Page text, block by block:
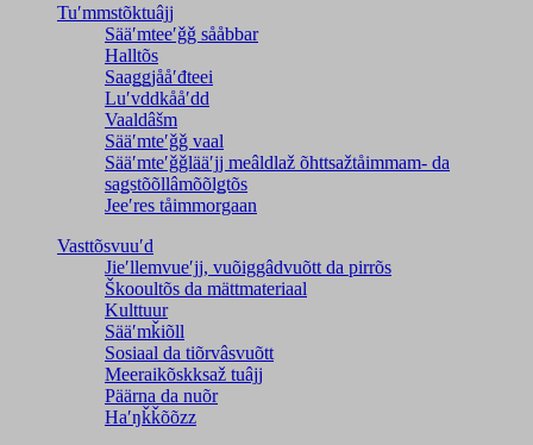
Tuʹmmstõktuâjj
Sääʹmteeʹǧǧ sååbbar
Halltõs
Saaǥǥjååʹđteei
Luʹvddkååʹdd
Vaaldâšm
Sääʹmteʹǧǧ vaal
Sääʹmteʹǧǧlääʹjj meâldlaž õhttsažtåimmam- da
saǥstõõllâmõõlǥtõs
Jeeʹres tåimmorgaan
Vasttõsvuuʹd
Jieʹllemvueʹjj, vuõiggâdvuõtt da pirrõs
Škooultõs da mättmateriaal
Kulttuur
Sääʹmǩiõll
Sosiaal da tiõrvâsvuõtt
Meeraikõskksaž tuâjj
Päärna da nuõr
Haʹŋǩǩõõzz